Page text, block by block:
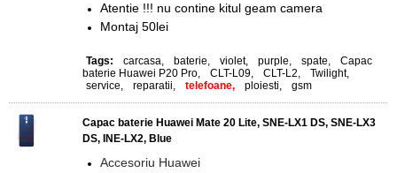
Atentie !!! nu contine kitul geam camera
Montaj 50lei
Tags: carcasa, baterie, violet, purple, spate,
Capac
baterie Huawei P20 Pro, CLT-L09, CLT-L2, Twilight,
service, reparatii, telefoane, ploiesti, gsm
Capac baterie Huawei Mate 20 Lite, SNE-LX1 DS, SNE-LX3
DS, INE-LX2, Blue
Accesoriu Huawei